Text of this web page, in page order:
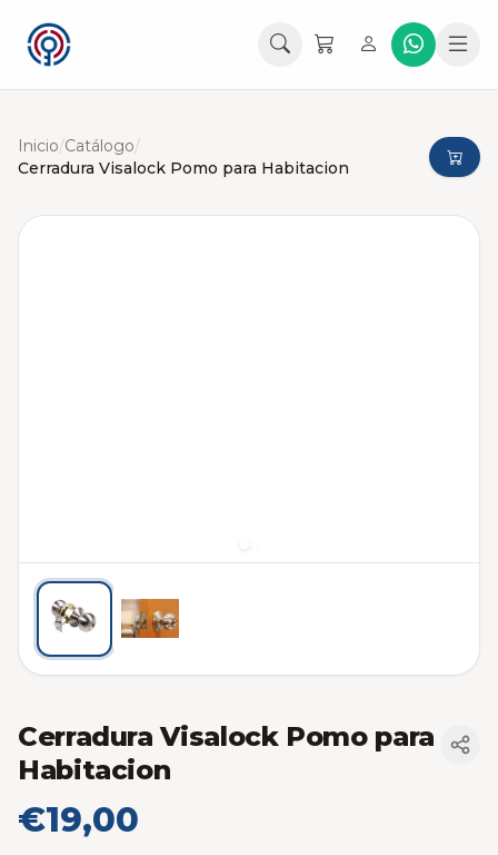
Inicio/Catálogo/
Cerradura Visalock Pomo para Habitacion
Cerradura Visalock Pomo para
Habitacion
€19,00